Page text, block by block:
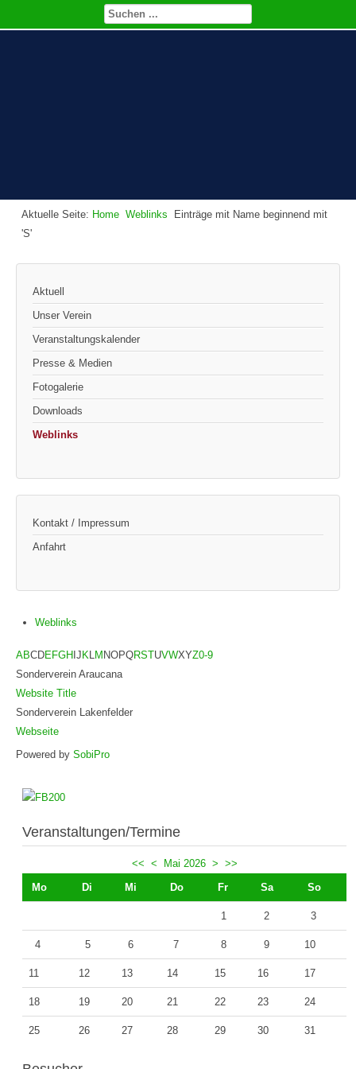
Aktuelle Seite: Home Weblinks
Einträge mit Name beginnend mit
'S'
Aktuell
Unser Verein
Veranstaltungskalender
Presse & Medien
Fotogalerie
Downloads
Weblinks
Kontakt / Impressum
Anfahrt
Weblinks
ABCDEFGHIJKL MNOPQRSTUVWXYZ0-9
Sonderverein Araucana
Website Title
Sonderverein Lakenfelder
Webseite
Powered by SobiPro
Veranstaltungen/Termine
<< < Mai 2026 > >>
Mo
Di Mi Do Fr Sa So
1 2 3
4 5 6 7 8 9 10
11 12 13 14 15 16 17
18 19 20 21 22 23 24
25 26 27 28 29 30 31